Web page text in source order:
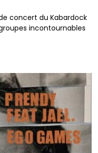
concert du Kabardock
incontournables